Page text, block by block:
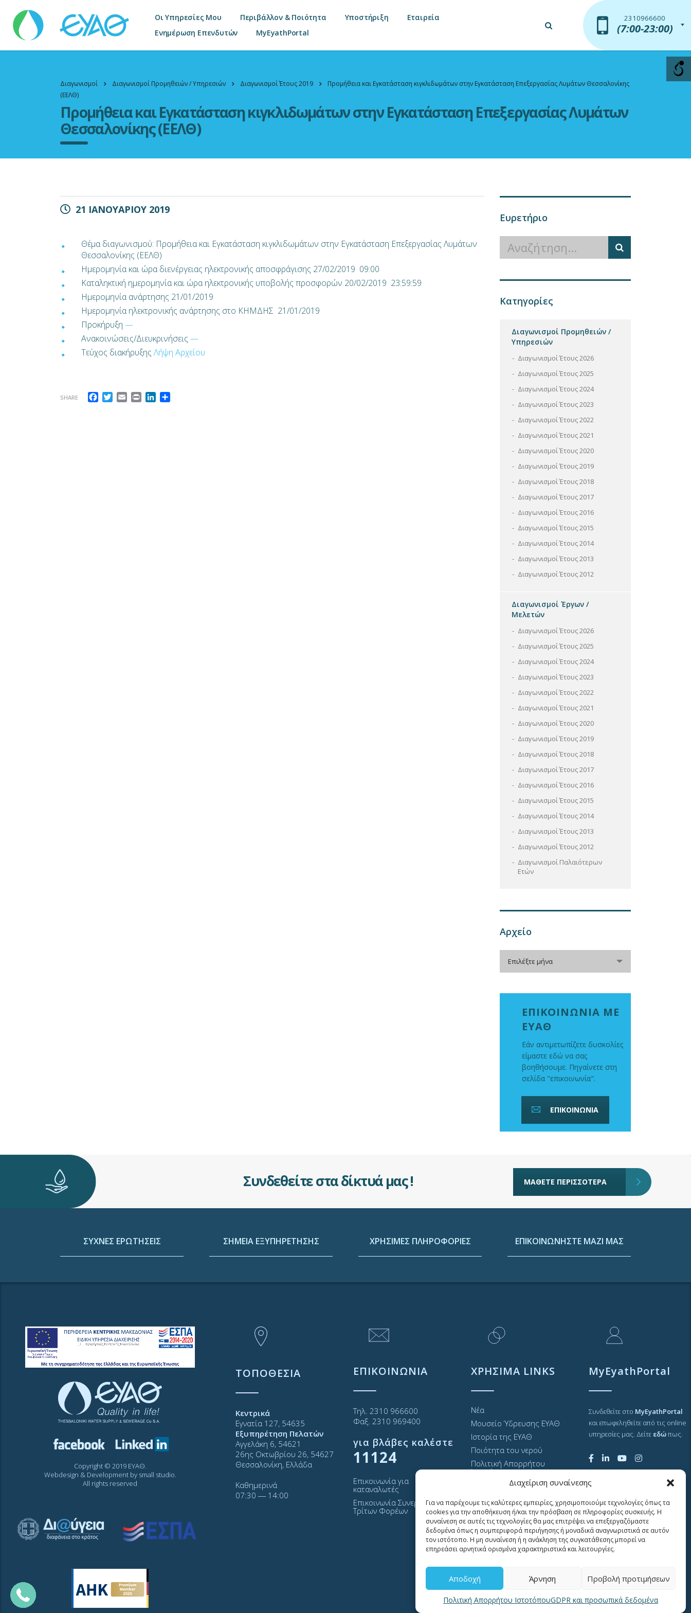
Διαχείριση συναίνεσης
Για να παρέχουμε τις καλύτερες εμπειρίες, χρησιμοποιούμε τεχνολογίες όπως τα
cookies για την αποθήκευση ή/και την πρόσβαση σε πληροφορίες συσκευής. Η
συναίνεση σε αυτές τις τεχνολογίες θα μας επιτρέψει να επεξεργαζόμαστε
δεδομένα όπως η συμπεριφορά περιήγησης ή μοναδικά αναγνωριστικά σε αυτόν
τον ιστότοπο. Η μη συναίνεση ή η ανάκληση της συγκατάθεσης μπορεί να
επηρεάσει αρνητικά ορισμένα χαρακτηριστικά και λειτουργίες.
Αποδοχή Άρνηση Προβολή προτιμήσεων
Πολιτική Απορρήτου ΙστοτόπουGDPR και προσωπικά δεδομένα
Οι Υπηρεσίες Μου Περιβάλλον & Ποιότητα Υποστήριξη
Εταιρεία
Ενημέρωση Επενδυτών
MyEyathPortal
2310966600
(7:00-23:00)
2310966600
(7:00-23:00)
Διαγωνισμοί Διαγωνισμοί Προμηθειών / Υπηρεσιών Διαγωνισμοί Έτους 2019
Προμήθεια και Εγκατάσταση κιγκλιδωμάτων στην Εγκατάσταση Επεξεργασίας Λυμάτων Θεσσαλονίκης
(ΕΕΛΘ)
Προμήθεια και Εγκατάσταση κιγκλιδωμάτων στην Εγκατάσταση Επεξεργασίας Λυμάτων
Θεσσαλονίκης (ΕΕΛΘ)
21 ΙΑΝΟΥΑΡΙΟΥ 2019
Θέμα διαγωνισμού: Προμήθεια και Εγκατάσταση κιγκλιδωμάτων στην Εγκατάσταση Επεξεργασίας Λυμάτων
Θεσσαλονίκης (ΕΕΛΘ)
Ημερομηνία και ώρα διενέργειας ηλεκτρονικής αποσφράγισης 27/02/2019 09:00
Καταληκτική ημερομηνία και ώρα ηλεκτρονικής υποβολής προσφορών 20/02/2019 23:59:59
Ημερομηνία ανάρτησης 21/01/2019
Ημερομηνία ηλεκτρονικής ανάρτησης στο ΚΗΜΔΗΣ 21/01/2019
Προκήρυξη —
Ανακοινώσεις/Διευκρινήσεις —
Τεύχος διακήρυξης Λήψη Αρχείου
SHARE Facebook
Twitter
EmailPrintLinkedIn
Ευρετήριο
Κατηγορίες
Διαγωνισμοί Προμηθειών /
Υπηρεσιών
Διαγωνισμοί Έτους 2026
Διαγωνισμοί Έτους 2025
Διαγωνισμοί Έτους 2024
Διαγωνισμοί Έτους 2023
Διαγωνισμοί Έτους 2022
Διαγωνισμοί Έτους 2021
Διαγωνισμοί Έτους 2020
Διαγωνισμοί Έτους 2019
Διαγωνισμοί Έτους 2018
Διαγωνισμοί Έτους 2017
Διαγωνισμοί Έτους 2016
Διαγωνισμοί Έτους 2015
Διαγωνισμοί Έτους 2014
Διαγωνισμοί Έτους 2013
Διαγωνισμοί Έτους 2012
Διαγωνισμοί Έργων /
Μελετών
Διαγωνισμοί Έτους 2026
Διαγωνισμοί Έτους 2025
Διαγωνισμοί Έτους 2024
Διαγωνισμοί Έτους 2023
Διαγωνισμοί Έτους 2022
Διαγωνισμοί Έτους 2021
Διαγωνισμοί Έτους 2020
Διαγωνισμοί Έτους 2019
Διαγωνισμοί Έτους 2018
Διαγωνισμοί Έτους 2017
Διαγωνισμοί Έτους 2016
Διαγωνισμοί Έτους 2015
Διαγωνισμοί Έτους 2014
Διαγωνισμοί Έτους 2013
Διαγωνισμοί Έτους 2012
Διαγωνισμοί Παλαιότερων
Ετών
Αρχείο
Επιλέξτε μήνα
ΕΠΙΚΟΙΝΩΝΙΑ ΜΕ
ΕΥΑΘ
Εάν αντιμετωπίζετε δυσκολίες
είμαστε εδώ να σας
βοηθήσουμε. Πηγαίνετε στη
σελίδα "επικοινωνία".
ΕΠΙΚΟΙΝΩΝΙΑ
Συνδεθείτε στα δίκτυά μας ! ΜΑΘΕΤΕ ΠΕΡΙΣΣΟΤΕΡΑ
ΣΥΧΝΕΣ ΕΡΩΤΗΣΕΙΣ ΣΗΜΕΙΑ ΕΞΥΠΗΡΕΤΗΣΗΣ ΧΡΗΣΙΜΕΣ ΠΛΗΡΟΦΟΡΙΕΣ ΕΠΙΚΟΙΝΩΝΗΣΤΕ ΜΑΖΙ ΜΑΣ
Copyright © 2019 ΕΥΑΘ.
Webdesign & Development by small studio.
All rights reserved
ΤΟΠΟΘΕΣΙΑ
Κεντρικά
Εγνατία 127, 54635
Εξυπηρέτηση Πελατών
Αγγελάκη 6, 54621
26ης Οκτωβρίου 26, 54627
Θεσσαλονίκη, Ελλάδα
Καθημερινά
07:30 ― 14:00
ΕΠΙΚΟΙΝΩΝΙΑ
Τηλ. 2310 966600
Φαξ. 2310 969400
για βλάβες καλέστε
11124
Επικοινωνία για
καταναλωτές
Επικοινωνία Συνεργατών και
Τρίτων Φορέων
ΧΡΗΣΙΜΑ LINKS
Νέα
Μουσείο Ύδρευσης ΕΥΑΘ
Ιστορία της ΕΥΑΘ
Ποιότητα του νερού
Πολιτική Απορρήτου
Ιστοτόπου
GDPR και προσωπικά
Sitemap
MyEyathPortal
Συνδεθείτε στο MyEyathPortal
και επωφεληθείτε από τις online
υπηρεσίες μας. Δείτε εδώπως.